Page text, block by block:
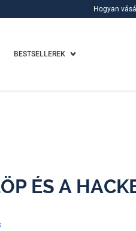
Hogyan
BESTSELLEREK
ÉS A